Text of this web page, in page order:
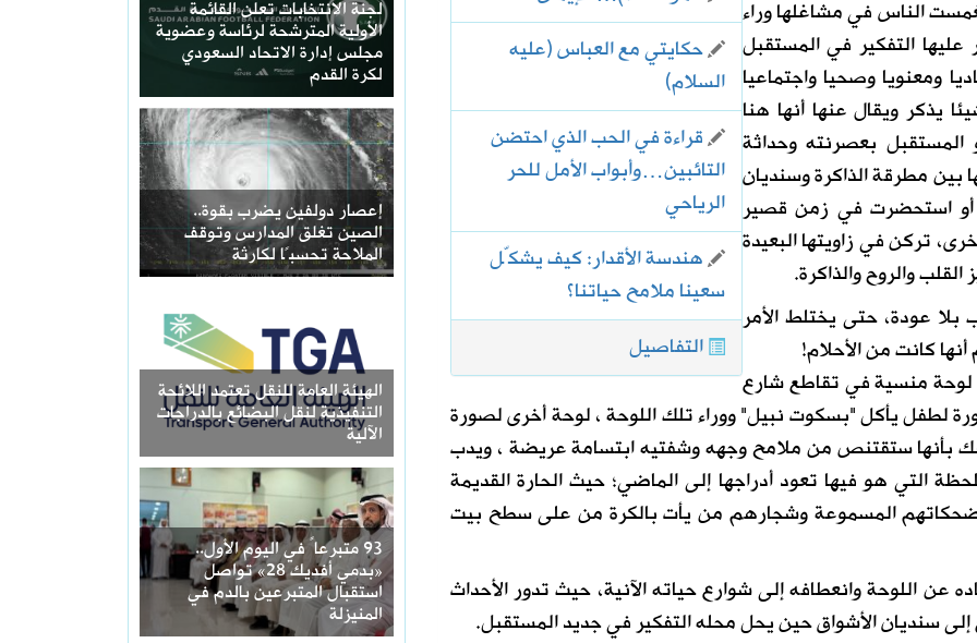
‏لجنة الانتخابات تعلن القائمة
الأولية المترشحة لرئاسة وعضوية
مجلس إدارة الاتحاد السعودي
لكرة القدم
إعصار دولفين يضرب بقوة..
الصين تغلق المدارس وتوقف
الملاحة تحسبًا لكارثة
الهيئة العامة للنقل تعتمد اللائحة
التنفيذية لنقل البضائع بالدراجات
الآلية
93 متبرعاً في اليوم الأول..
«بدمي أفديك 28» تواصل
استقبال المتبرعين بالدم في
المنيزلة
حكايتي مع العباس (عليه
السلام)
قراءة في الحب الذي احتضن
التائبين…وأبواب الأمل للحر
الرياحي
هندسة الأقدار: كيف يشكّل
سعينا ملامح حياتنا؟
التفاصيل
الناس في مشاغلها وراء
التفكير في المستقبل
ومعنويا وصحيا واجتماعيا
يذكر ويقال عنها أنها هنا
بعصرنته وحداثة
مطرقة الذاكرة وسنديان
أو استحضرت في زمن قصير
تركن في زاويتها البعيدة
والروح والذاكرة.
عودة، حتى يختلط الأمر
كانت من الأحلام!
لوحة منسية في تقاطع شارع
لطفل يأكل "بسكوت نبيل" ووراء تلك اللوحة ، لوحة أخرى لصورة
بأنها ستقتنص من ملامح وجهه وشفتيه ابتسامة عريضة ، ويدب
التي هو فيها تعود أدراجها إلى الماضي؛ حيث الحارة القديمة
وضحكاتهم المسموعة وشجارهم من يأت بالكرة من على سطح بيت
عن اللوحة وانعطافه إلى شوارع حياته الآنية، حيث تدور الأحداث
سنديان الأشواق حين يحل محله التفكير في جديد المستقبل.